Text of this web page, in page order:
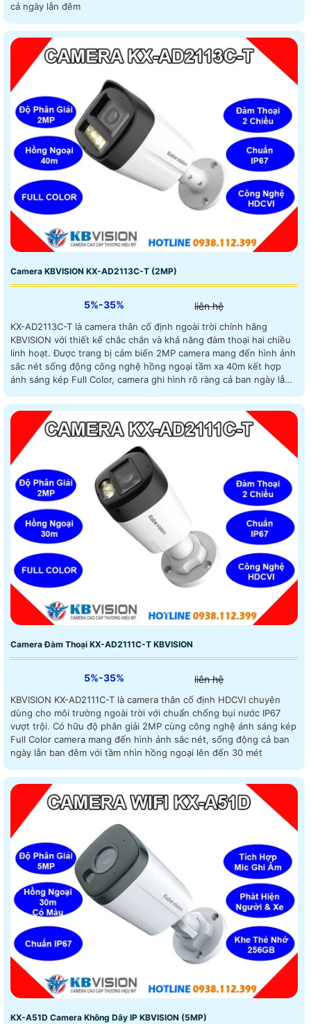
cả ngày lẫn đêm
Camera KBVISION KX-AD2113C-T (2MP)
5%-35% liên hệ
KX-AD2113C-T là camera thân cố định ngoài trời chính hãng
KBVISION với thiết kế chắc chắn và khả năng đàm thoại hai chiều
linh hoạt. Được trang bị cảm biến 2MP camera mang đến hình ảnh
sắc nét sống động công nghệ hồng ngoại tầm xa 40m kết hợp
ánh sáng kép Full Color, camera ghi hình rõ ràng cả ban ngày lẫn
nước, chống bụi IP67
Camera Đàm Thoại KX-AD2111C-T KBVISION
5%-35% liên hệ
KBVISION KX-AD2111C-T là camera thân cố định HDCVI chuyên
dùng cho môi trường ngoài trời với chuẩn chống bụi nước IP67
vượt trội. Có hữu độ phân giải 2MP cùng công nghệ ánh sáng kép
Full Color camera mang đến hình ảnh sắc nét, sống động cả ban
ngày lẫn ban đêm với tầm nhìn hồng ngoại lên đến 30 mét
KX-A51D Camera Không Dây IP KBVISION (5MP)